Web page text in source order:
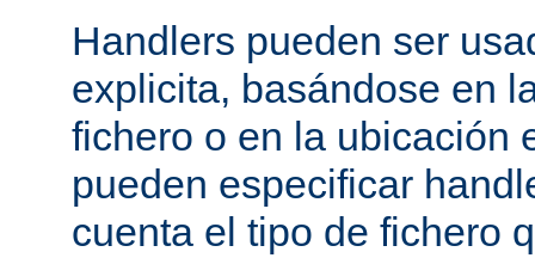
Handlers pueden ser
explicita, basándose en
fichero o en la ubicación
pueden especificar
cuenta el tipo de fichero